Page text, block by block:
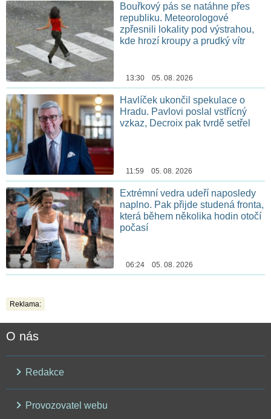
Bouřkový pás se natáhne přes
republiku. Meteorologové
zpřesnili lokality pod výstrahou,
kde hrozí kroupy a prudký vítr
13:30 05. 08. 2026
Havlíček ukončil spekulace o
Hradu. Pavlovi poslal vstřícný
vzkaz, Decroix pak tvrdě setřel
11:59 05. 08. 2026
Extrémní vedra udeří naposledy
naplno. Pak přijde studená fronta,
která během několika hodin otočí
počasí
06:24 05. 08. 2026
Reklama:
O nás
Redakce
Provozovatel webu